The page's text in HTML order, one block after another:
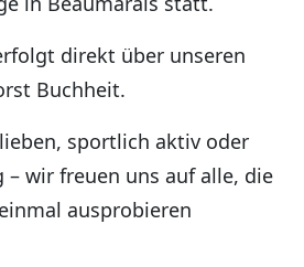
direkt über unseren
Buchheit.
sportlich aktiv oder
– wir freuen uns auf alle, die
ausprobieren